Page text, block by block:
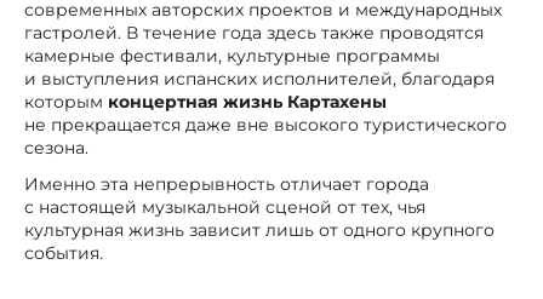
современных авторских проектов и международных
гастролей. В течение года здесь также проводятся
камерные фестивали, культурные программы
и выступления испанских исполнителей, благодаря
которым концертная жизнь Картахены
не прекращается даже вне высокого туристического
сезона.
Именно эта непрерывность отличает города
с настоящей музыкальной сценой от тех, чья
культурная жизнь зависит лишь от одного крупного
события.